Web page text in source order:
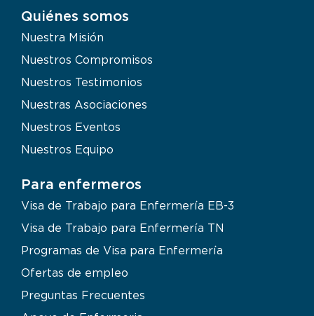
Quiénes somos
Nuestra Misión
Nuestros Compromisos
Nuestros Testimonios
Nuestras Asociaciones
Nuestros Eventos
Nuestros Equipo
Para enfermeros
Visa de Trabajo para Enfermería EB-3
Visa de Trabajo para Enfermería TN
Programas de Visa para Enfermería
Ofertas de empleo
Preguntas Frecuentes